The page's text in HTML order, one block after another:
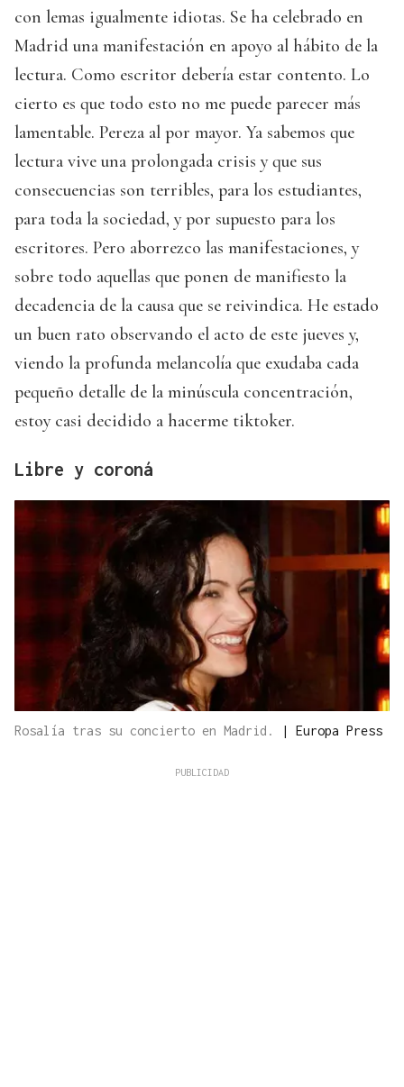
con lemas igualmente idiotas. Se ha celebrado en
Madrid una manifestación en apoyo al hábito de la
lectura. Como escritor debería estar contento. Lo
cierto es que todo esto no me puede parecer más
lamentable. Pereza al por mayor. Ya sabemos que
lectura vive una prolongada crisis y que sus
consecuencias son terribles, para los estudiantes,
para toda la sociedad, y por supuesto para los
escritores. Pero aborrezco las manifestaciones, y
sobre todo aquellas que ponen de manifiesto la
decadencia de la causa que se reivindica. He estado
un buen rato observando el acto de este jueves y,
viendo la profunda melancolía que exudaba cada
pequeño detalle de la minúscula concentración,
estoy casi decidido a hacerme tiktoker.
Libre y coroná
Rosalía tras su concierto en Madrid. | Europa Press